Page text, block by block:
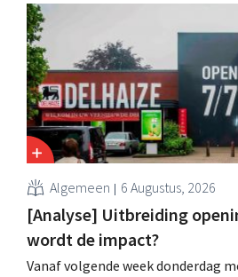
datalek. Financiële gegevens,
wachtwoorden zijn niet getroffen.
Algemeen 6 Augustus, 2026
[Analyse] Uitbreiding
wordt de impact?
Vanaf volgende week donderdag